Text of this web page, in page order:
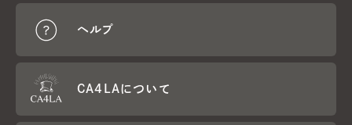
ヘルプ
CA4LAについて